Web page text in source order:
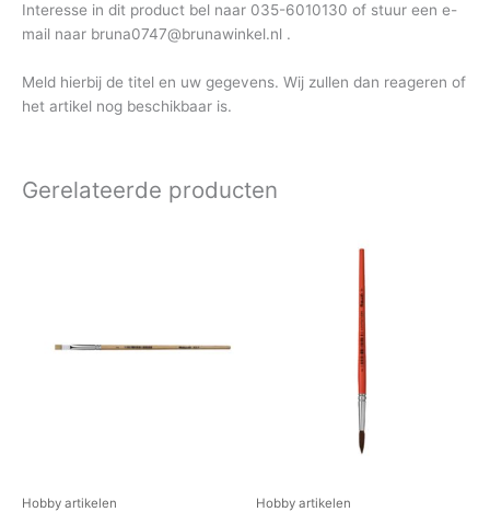
Interesse in dit product bel naar 035-6010130 of stuur een e-
mail naar bruna0747@brunawinkel.nl .
Meld hierbij de titel en uw gegevens. Wij zullen dan reageren of
het artikel nog beschikbaar is.
Gerelateerde producten
Hobby artikelen Hobby artikelen